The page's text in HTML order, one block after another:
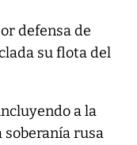
defensa de
su flota del
a la
rusa